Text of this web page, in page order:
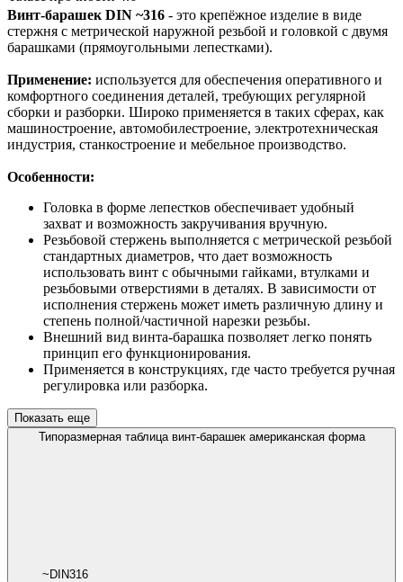
Винт-барашек DIN ~316 - это крепёжное изделие в виде
стержня с метрической наружной резьбой и головкой с двумя
барашками (прямоугольными лепестками).
Применение: используется для обеспечения оперативного и
комфортного соединения деталей, требующих регулярной
сборки и разборки. Широко применяется в таких сферах, как
машиностроение, автомобилестроение, электротехническая
индустрия, станкостроение и мебельное производство.
Особенности:
Головка в форме лепестков обеспечивает удобный
захват и возможность закручивания вручную.
Резьбовой стержень выполняется с метрической резьбой
стандартных диаметров, что дает возможность
использовать винт с обычными гайками, втулками и
резьбовыми отверстиями в деталях. В зависимости от
исполнения стержень может иметь различную длину и
степень полной/частичной нарезки резьбы.
Внешний вид винта-барашка позволяет легко понять
принцип его функционирования.
Применяется в конструкциях, где часто требуется ручная
регулировка или разборка.
Показать еще
Типоразмерная таблица винт-барашек американская форма
~DIN316